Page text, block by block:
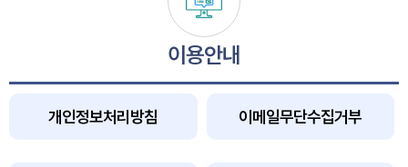
이용안내
개인정보처리방침 이메일무단수집거부